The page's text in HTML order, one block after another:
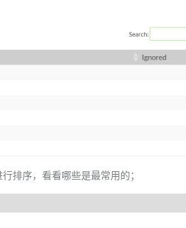
排序，看看哪些是最常用的；